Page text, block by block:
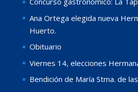
Ana Ortega elegida nueva
Huerto.
Obituario
Viernes 14, elecciones
Bendición de María Stma. de